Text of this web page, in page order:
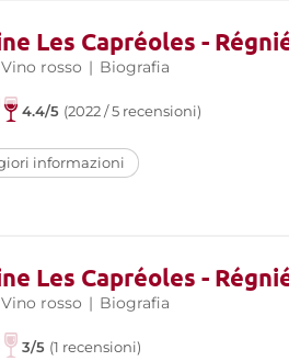
Les Capréoles -
Vino rosso | Biografia
4.4/5 (2022 / 5 recensioni)
informazioni
Les Capréoles -
Vino rosso | Biografia
3/5 (1 recensioni)